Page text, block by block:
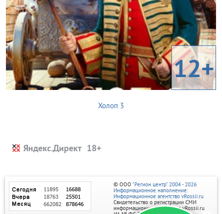
12+
Холоп 3
Яндекс.Директ
© ООО "Регион центр" 2004 - 2026
Информационное наполнение:
Информационное агентство vRossii.ru
Свидетельство о регистрации СМИ
информационного агентства vRossii.ru